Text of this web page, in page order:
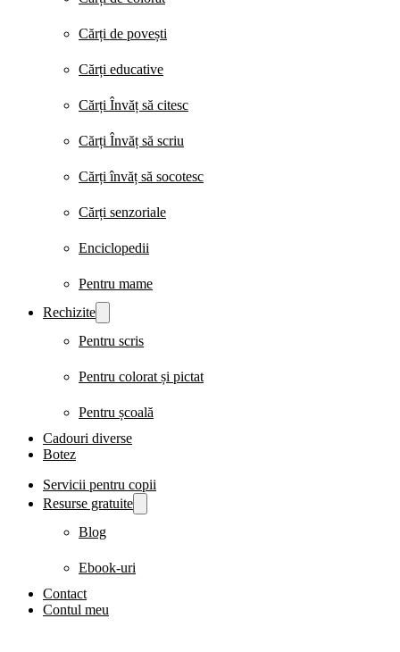
Cărți de povești
Cărți educative
Cărți Învăț să citesc
Cărți Învăț să scriu
Cărți învăț să socotesc
Cărți senzoriale
Enciclopedii
Pentru mame
Rechizite
Pentru scris
Pentru colorat și pictat
Pentru școală
Cadouri diverse
Botez
Servicii pentru copii
Resurse gratuite
Blog
Ebook-uri
Contact
Contul meu